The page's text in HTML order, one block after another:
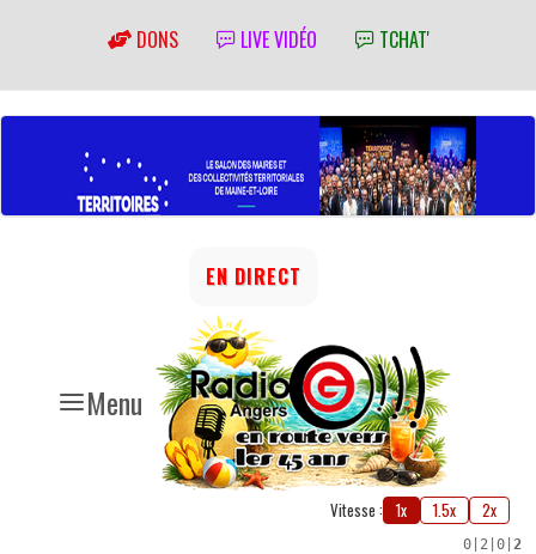
DONS LIVE VIDÉO TCHAT'
Menu
EN DIRECT
Vitesse : 1x 1.5x 2x
0 2 0 2